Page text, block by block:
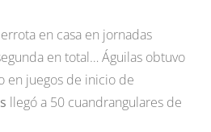
en casa en jornadas
en total… Águilas obtuvo
en juegos de inicio de
llegó a 50 cuandrangulares de